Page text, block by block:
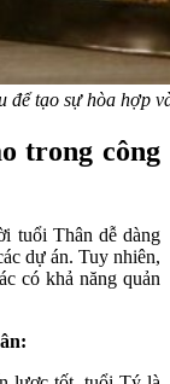
để tạo sự hòa hợp
trong công
tuổi Thân dễ dàng
dự án. Tuy nhiên,
có khả năng quản